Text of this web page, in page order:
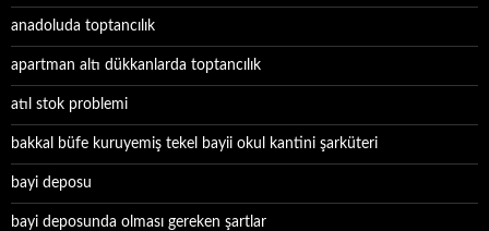
anadoluda toptancılık
apartman altı dükkanlarda toptancılık
atıl stok problemi
bakkal büfe kuruyemiş tekel bayii okul kantini şarküteri
bayi deposu
bayi deposunda olması gereken şartlar